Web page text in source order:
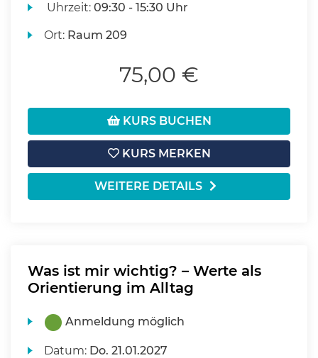
Uhrzeit:09:30 - 15:30 Uhr
Ort: Raum 209
75,00 €
KURS BUCHEN
KURS MERKEN
WEITERE DETAILS
Was ist mir wichtig? – Werte als
Orientierung im Alltag
Anmeldung möglich
Datum: Do. 21.01.2027